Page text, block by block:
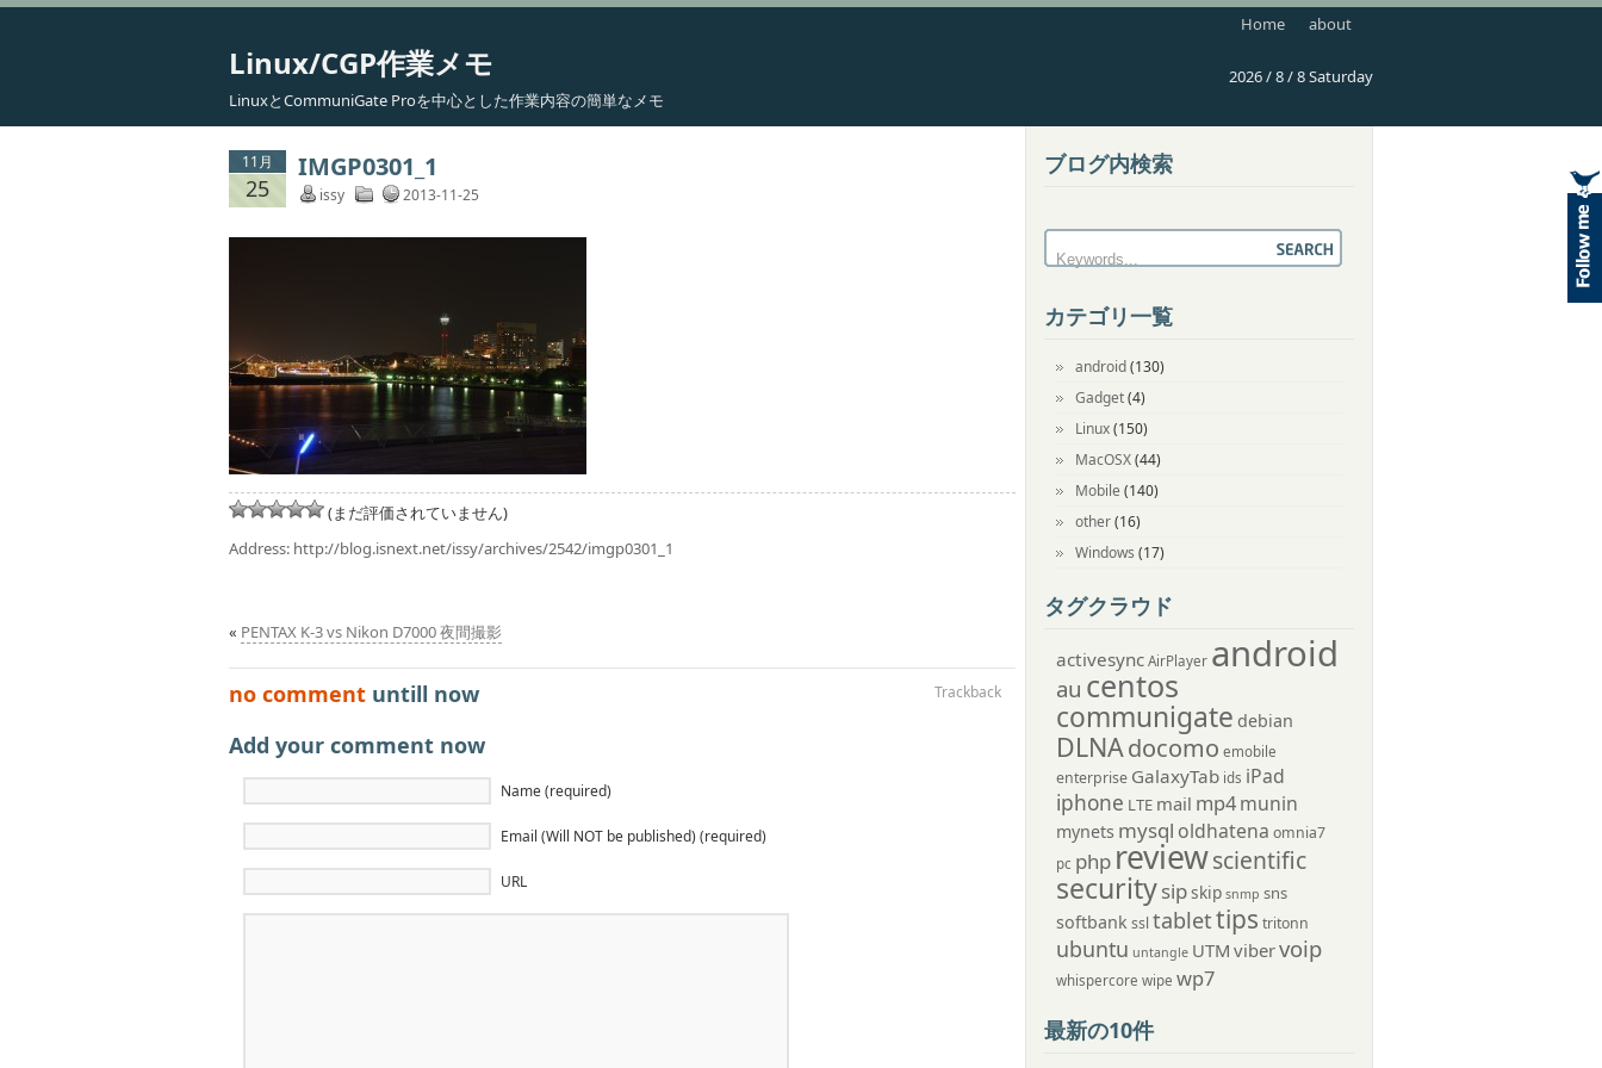
Linux/CGP作業メモ
LinuxとCommuniGate Proを中心とした作業内容の簡単なメモ
Home about
2026 / 8 / 8 Saturday
11月
25
IMGP0301_1
issy 2013-11-25
(まだ評価されていません)
Address: http://blog.isnext.net/issy/archives/2542/imgp0301_1
« PENTAX K-3 vs Nikon D7000 夜間撮影
Trackback
no comment untill now
Add your comment now
Name (required)
Email (Will NOT be published) (required)
URL
ブログ内検索
カテゴリ一覧
android(130)
Gadget(4)
Linux(150)
MacOSX(44)
Mobile (140)
other(16)
Windows (17)
タグクラウド
activesync AirPlayer android
au centos
communigate debian
DLNAdocomo emobile
enterprise GalaxyTab ids iPad
iphone LTE mail mp4munin
mynets mysql oldhatena omnia7
pc php reviewscientific
securitysipskip snmp sns
softbankssl tablettips tritonn
ubuntu untangle UTM vibervoip
whispercore wipe wp7
最新の10件